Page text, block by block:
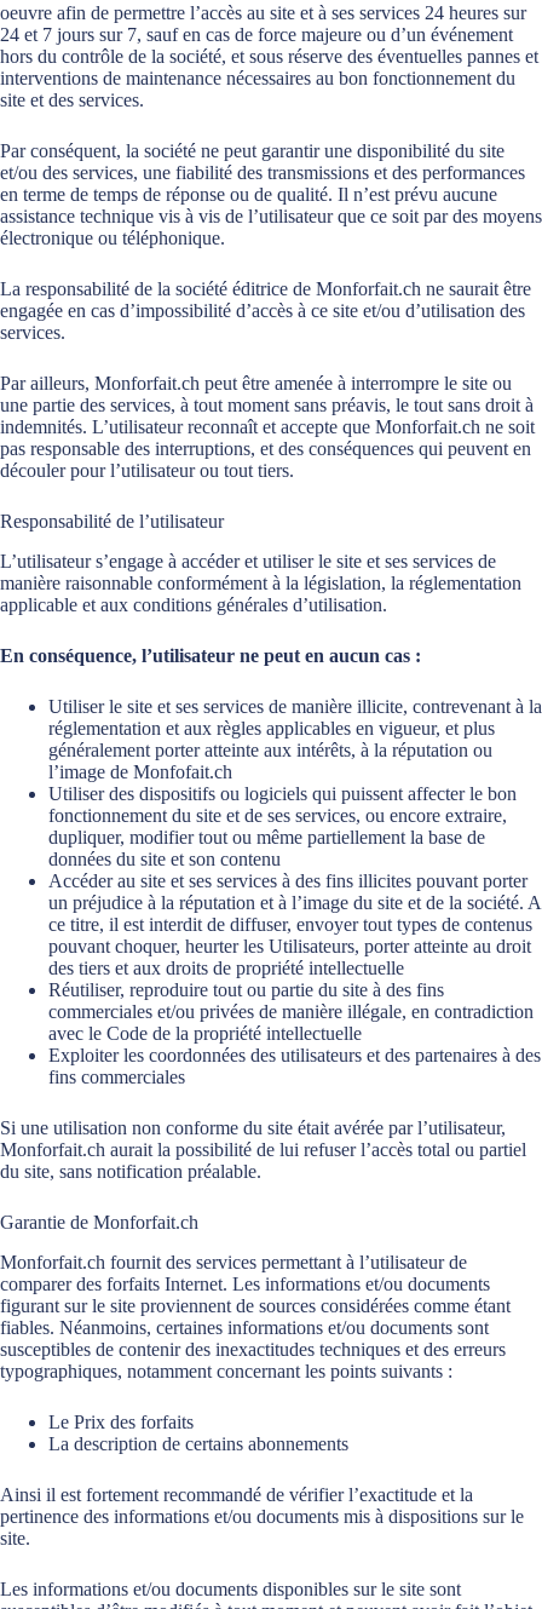
oeuvre afin de permettre l’accès au site et à ses services 24 heures sur
24 et 7 jours sur 7, sauf en cas de force majeure ou d’un événement
hors du contrôle de la société, et sous réserve des éventuelles pannes et
interventions de maintenance nécessaires au bon fonctionnement du
site et des services.
Par conséquent, la société ne peut garantir une disponibilité du site
et/ou des services, une fiabilité des transmissions et des performances
en terme de temps de réponse ou de qualité. Il n’est prévu aucune
assistance technique vis à vis de l’utilisateur que ce soit par des moyens
électronique ou téléphonique.
La responsabilité de la société éditrice de Monforfait.ch ne saurait être
engagée en cas d’impossibilité d’accès à ce site et/ou d’utilisation des
services.
Par ailleurs, Monforfait.ch peut être amenée à interrompre le site ou
une partie des services, à tout moment sans préavis, le tout sans droit à
indemnités. L’utilisateur reconnaît et accepte que Monforfait.ch ne soit
pas responsable des interruptions, et des conséquences qui peuvent en
découler pour l’utilisateur ou tout tiers.
Responsabilité de l’utilisateur
L’utilisateur s’engage à accéder et utiliser le site et ses services de
manière raisonnable conformément à la législation, la réglementation
applicable et aux conditions générales d’utilisation.
En conséquence, l’utilisateur ne peut en aucun cas :
Utiliser le site et ses services de manière illicite, contrevenant à la
réglementation et aux règles applicables en vigueur, et plus
généralement porter atteinte aux intérêts, à la réputation ou
l’image de Monfofait.ch
Utiliser des dispositifs ou logiciels qui puissent affecter le bon
fonctionnement du site et de ses services, ou encore extraire,
dupliquer, modifier tout ou même partiellement la base de
données du site et son contenu
Accéder au site et ses services à des fins illicites pouvant porter
un préjudice à la réputation et à l’image du site et de la société. A
ce titre, il est interdit de diffuser, envoyer tout types de contenus
pouvant choquer, heurter les Utilisateurs, porter atteinte au droit
des tiers et aux droits de propriété intellectuelle
Réutiliser, reproduire tout ou partie du site à des fins
commerciales et/ou privées de manière illégale, en contradiction
avec le Code de la propriété intellectuelle
Exploiter les coordonnées des utilisateurs et des partenaires à des
fins commerciales
Si une utilisation non conforme du site était avérée par l’utilisateur,
Monforfait.ch aurait la possibilité de lui refuser l’accès total ou partiel
du site, sans notification préalable.
Garantie de Monforfait.ch
Monforfait.ch fournit des services permettant à l’utilisateur de
comparer des forfaits Internet. Les informations et/ou documents
figurant sur le site proviennent de sources considérées comme étant
fiables. Néanmoins, certaines informations et/ou documents sont
susceptibles de contenir des inexactitudes techniques et des erreurs
typographiques, notamment concernant les points suivants :
Le Prix des forfaits
La description de certains abonnements
Ainsi il est fortement recommandé de vérifier l’exactitude et la
pertinence des informations et/ou documents mis à dispositions sur le
site.
Les informations et/ou documents disponibles sur le site sont